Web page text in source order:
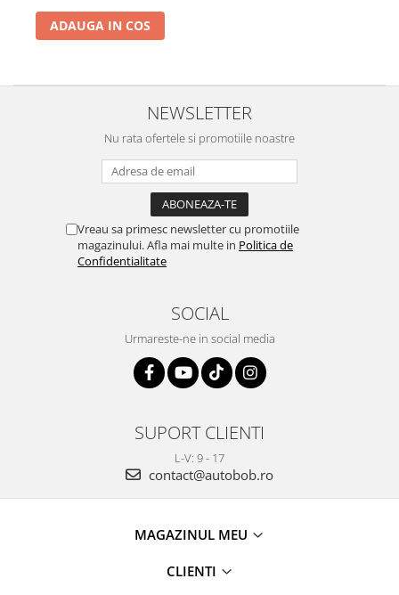
Intretinere echipament moto
Genti bagaje moto
Suporti si kituri montaj topcase
Suporti si placi prindere
ADAUGA IN COS
NEWSLETTER
Nu rata ofertele si promotiile noastre
Vreau sa primesc newsletter cu promotiile
magazinului. Afla mai multe in Politica de
Confidentialitate
SOCIAL
Urmareste-ne in social media
SUPORT CLIENTI
L-V: 9 - 17
contact@autobob.ro
MAGAZINUL MEU
CLIENTI